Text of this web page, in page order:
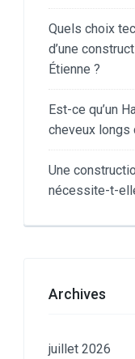
Quels choix
d’une
Étienne ?
Est-ce qu’un
cheveux longs
Une
nécessite-t-
Archives
juillet 2026